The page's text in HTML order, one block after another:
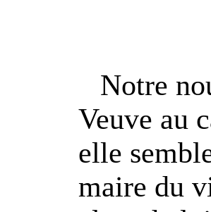
Notre
Veuve au
elle
maire du